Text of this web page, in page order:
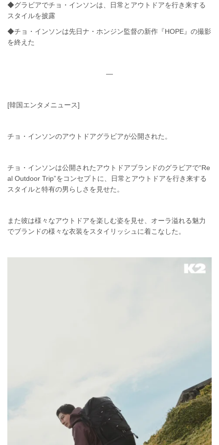
◆グラビアでチョ・インソンは、日常とアウトドアを行き来する
スタイルを披露
◆チョ・インソンは先日ナ・ホンジン監督の新作『HOPE』の撮影
を終えた
—
[韓国エンタメニュース]
チョ・インソンのアウトドアグラビアが公開された。
チョ・インソンは公開されたアウトドアブランドのグラビアで“Re
al Outdoor Trip”をコンセプトに、日常とアウトドアを行き来する
スタイルと特有の男らしさを見せた。
また彼は様々なアウトドアを楽しむ姿を見せ、オーラ溢れる魅力
でブランドの様々な衣装をスタイリッシュに着こなした。